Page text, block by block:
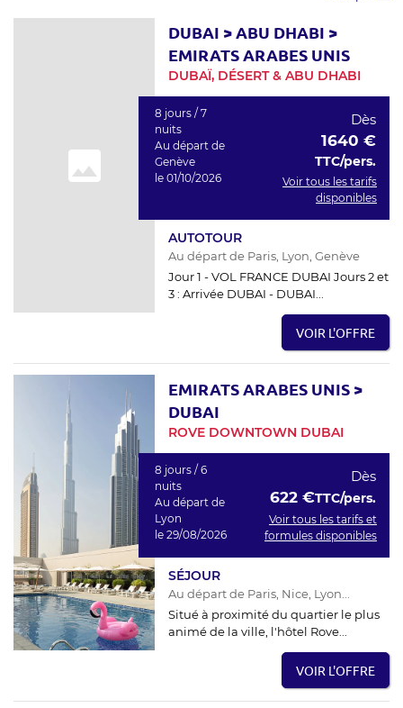
DUBAI > ABU DHABI >
EMIRATS ARABES UNIS
DUBAÏ, DÉSERT & ABU DHABI
8 jours / 7
nuits
Au départ de
Genève
le 01/10/2026
Dès
1640 €
TTC/pers.
Voir tous les tarifs
disponibles
AUTOTOUR
Au départ de Paris, Lyon, Genève
Jour 1 - VOL FRANCE DUBAI Jours 2 et
3 : Arrivée DUBAI - DUBAI...
VOIR L'OFFRE
EMIRATS ARABES UNIS >
DUBAI
ROVE DOWNTOWN DUBAI
8 jours / 6
nuits
Au départ de
Lyon
le 29/08/2026
Dès
622 €TTC/pers.
Voir tous les tarifs et
formules disponibles
SÉJOUR
Au départ de Paris, Nice, Lyon...
Situé à proximité du quartier le plus
animé de la ville, l'hôtel Rove...
VOIR L'OFFRE